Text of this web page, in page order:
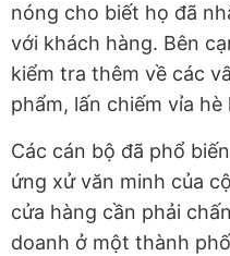
nóng cho biết họ đã
với khách hàng. Bên
kiểm tra thêm về các
phẩm, lấn chiếm vỉa hè
Các cán bộ đã phổ
ứng xử văn minh của
cửa hàng cần phải
doanh ở một thành